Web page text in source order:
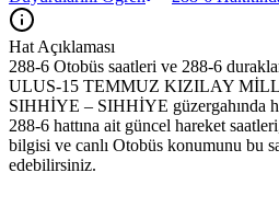
Hat Açıklaması
288-6 Otobüs saatleri ve 288-6
ULUS-15 TEMMUZ KIZILAY
SIHHİYE – SIHHİYE güzergahında
288-6 hattına ait güncel hareket
bilgisi ve canlı Otobüs konumunu bu
edebilirsiniz.